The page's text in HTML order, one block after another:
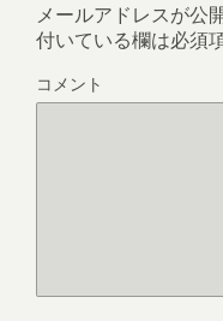
メールアドレスが公
付いている欄は必須
コメント